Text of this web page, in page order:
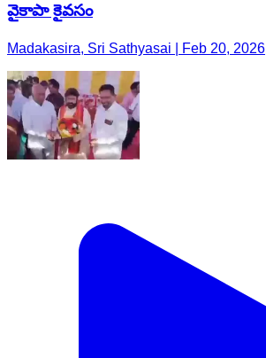
వైకాపా కైవసం
Madakasira, Sri Sathyasai | Feb 20, 2026